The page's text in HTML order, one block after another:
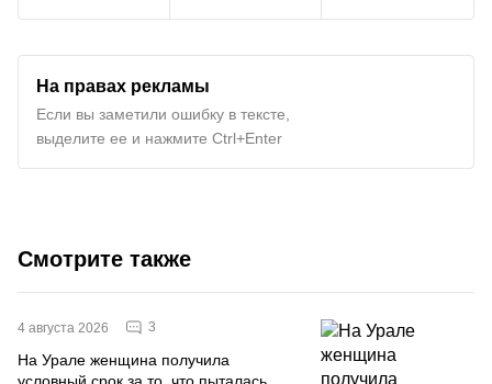
На правах рекламы
Если вы заметили ошибку в тексте,
выделите ее и нажмите Ctrl+Enter
Смотрите также
4 августа 2026 3
На Урале женщина получила
условный срок за то, что пыталась